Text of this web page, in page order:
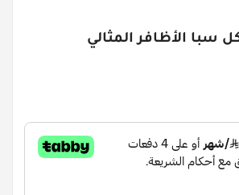
سبا الأظافر المثالي